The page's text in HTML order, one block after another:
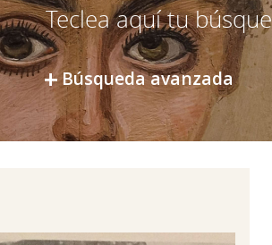
Búsqueda avanzada